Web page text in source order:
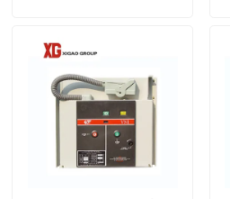
私達について